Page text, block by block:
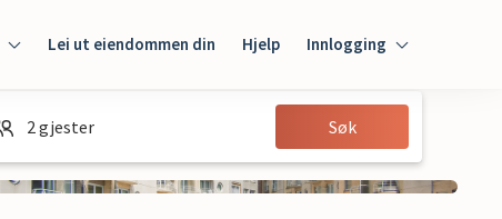
Lei ut eiendommen din Hjelp Innlogging
Innlogging
Gjest
2 gjester Søk